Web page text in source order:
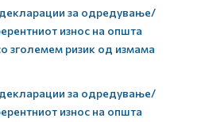
декларации за одредување/
износ на општа
зголемем ризик од измама
декларации за одредување/
износ на општа